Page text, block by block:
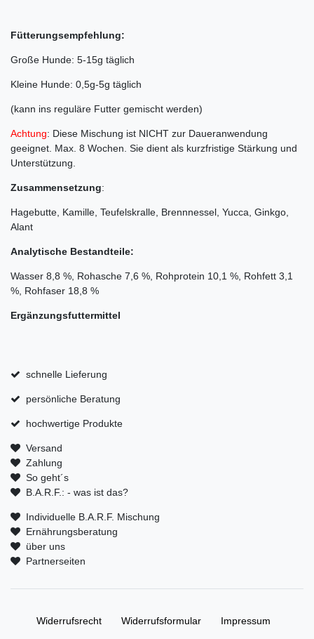
Fütterungsempfehlung:
Große Hunde: 5-15g täglich
Kleine Hunde: 0,5g-5g täglich
(kann ins reguläre Futter gemischt werden)
Achtung: Diese Mischung ist NICHT zur Daueranwendung
geeignet. Max. 8 Wochen. Sie dient als kurzfristige Stärkung und
Unterstützung.
Zusammensetzung:
Hagebutte, Kamille, Teufelskralle, Brennnessel, Yucca, Ginkgo,
Alant
Analytische Bestandteile:
Wasser 8,8 %, Rohasche 7,6 %, Rohprotein 10,1 %, Rohfett 3,1
%, Rohfaser 18,8 %
Ergänzungsfuttermittel
schnelle Lieferung
persönliche Beratung
hochwertige Produkte
Versand
Zahlung
So geht´s
B.A.R.F.: - was ist das?
Individuelle B.A.R.F. Mischung
Ernährungsberatung
über uns
Partnerseiten
Widerrufs­recht Widerrufs­formular Impressum